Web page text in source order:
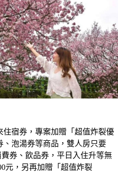
宿券，專案加贈「超值炸裂優
泡湯券等商品，雙人房只要
券、飲品券，平日入住升等無
元，另再加贈「超值炸裂